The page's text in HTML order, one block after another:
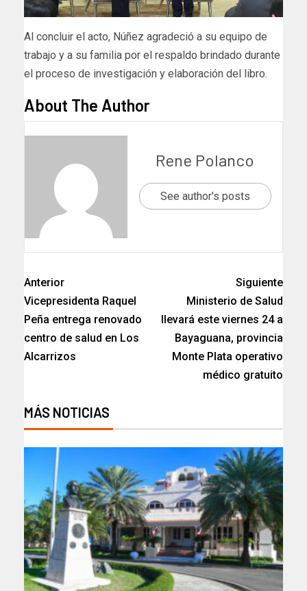
Al concluir el acto, Núñez agradeció a su equipo de
trabajo y a su familia por el respaldo brindado durante
el proceso de investigación y elaboración del libro.
About The Author
Rene Polanco
See author's posts
Anterior
Vicepresidenta Raquel
Peña entrega renovado
centro de salud en Los
Alcarrizos
Siguiente
Ministerio de Salud
llevará este viernes 24 a
Bayaguana, provincia
Monte Plata operativo
médico gratuito
MÁS NOTICIAS